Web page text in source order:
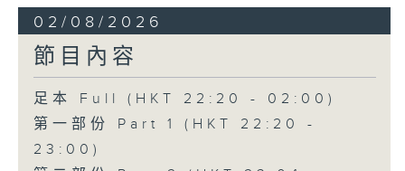
02/08/2026
節目內容
足本 Full (HKT 22:20 - 02:00)
第一部份 Part 1 (HKT 22:20 -
23:00)